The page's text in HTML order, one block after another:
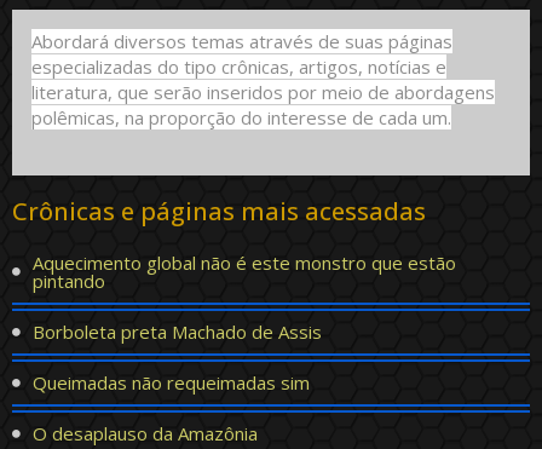
Abordará diversos temas através de suas páginas
especializadas do tipo crônicas, artigos, notícias e
literatura, que serão inseridos por meio de abordagens
polêmicas, na proporção do interesse de cada um.
Crônicas e páginas mais acessadas
Aquecimento global não é este monstro que estão
pintando
Borboleta preta Machado de Assis
Queimadas não requeimadas sim
O desaplauso da Amazônia